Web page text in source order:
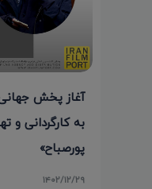
آغاز پخش
به کارگردانی و
پورصباح»
۱۴۰۲/۱۲/۲۹